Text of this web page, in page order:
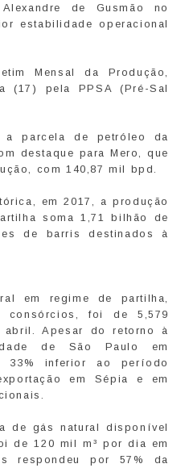
de Gusmão no
estabilidade operacional
Mensal da Produção,
(17) pela PPSA (Pré-Sal
a parcela de petróleo da
destaque para Mero, que
com 140,87 mil bpd.
em 2017, a produção
soma 1,71 bilhão de
de barris destinados à
em regime de partilha,
foi de 5,579
Apesar do retorno à
de São Paulo em
33% inferior ao período
em Sépia e em
de gás natural disponível
de 120 mil m³ por dia em
respondeu por 57% da